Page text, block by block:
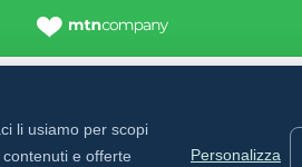
li usiamo per scopi
e offerte
Personalizza